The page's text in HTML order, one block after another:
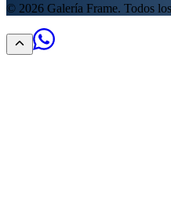
© 2026 Galería Frame. Todos